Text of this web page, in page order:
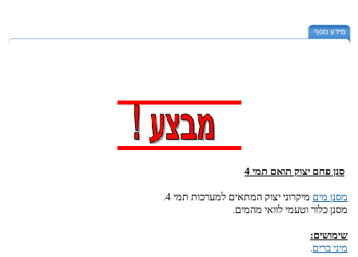
סנן פחם יצוק תואם תמי 4
מסנן מים מיקרוני יצוק המתאים למערכות תמי 4.
מסנן כלור וטעמי לוואי מהמים.
שימושים:
מיני ברים.